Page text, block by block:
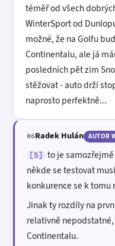
téměř od všech
WinterSport od
možné, že na Golfu
Continentalu, ale já
posledních pět zim
stěžovat - auto drží
naprosto perfektně...
#6Radek Hulán AUTOR
[5]
to je
někde se testovat
konkurence se k
Jinak ty rozdíly na
relativně
Continentalu.